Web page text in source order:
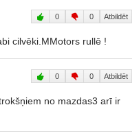
0 0 Atbildēt
cilvēki.MMotors rullē !
0 0 Atbildēt
no mazdas3 arī ir